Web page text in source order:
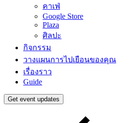
คาเฟ่
Google Store
Plaza
ศิลปะ
กิจกรรม
วางแผนการไปเยือนของคุณ
เรื่องราว
Guide
Get event updates